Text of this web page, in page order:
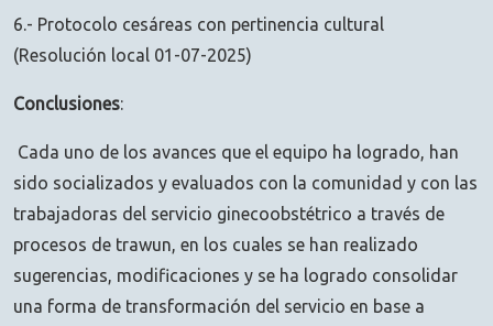
6.- Protocolo cesáreas con pertinencia cultural
(Resolución local 01-07-2025)
Conclusiones:
Cada uno de los avances que el equipo ha logrado, han
sido socializados y evaluados con la comunidad y con las
trabajadoras del servicio ginecoobstétrico a través de
procesos de trawun, en los cuales se han realizado
sugerencias, modificaciones y se ha logrado consolidar
una forma de transformación del servicio en base a